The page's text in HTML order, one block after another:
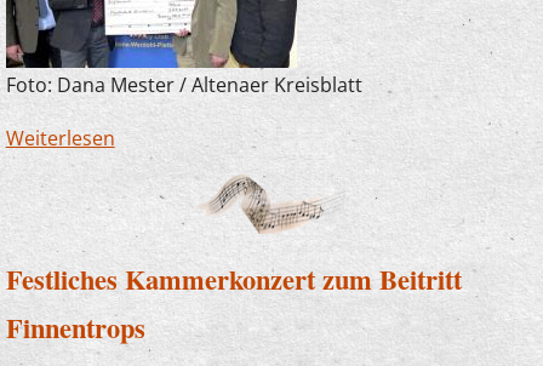
Foto: Dana Mester / Altenaer Kreisblatt
Weiterlesen über Rotary Club spendet 5000 Euro an
Musikschule Lennetal
Festliches Kammerkonzert zum Beitritt
Finnentrops